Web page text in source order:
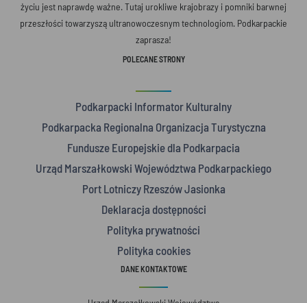
życiu jest naprawdę ważne. Tutaj urokliwe krajobrazy i pomniki barwnej
przeszłości towarzyszą ultranowoczesnym technologiom. Podkarpackie
zaprasza!
POLECANE STRONY
Podkarpacki Informator Kulturalny
Podkarpacka Regionalna Organizacja Turystyczna
Fundusze Europejskie dla Podkarpacia
Urząd Marszałkowski Województwa Podkarpackiego
Port Lotniczy Rzeszów Jasionka
Deklaracja dostępności
Polityka prywatności
Polityka cookies
DANE KONTAKTOWE